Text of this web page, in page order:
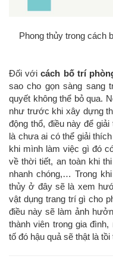
Phong thủy trong cách
Đối vớicách bố trí
sao cho gọn sàng sang
quyết không thể bỏ qua.
như trước khi xây dựng
động thổ, điều này để
là chưa ai có thể giải
khi mình làm việc gì đó
về thời tiết, an toàn khi
nhanh chóng,… Trong
thủy ở đây sẽ là xem
vật dụng trang trí gì cho
điều này sẽ làm ảnh
thành viên trong gia
tố đó hậu quả sẽ thật là